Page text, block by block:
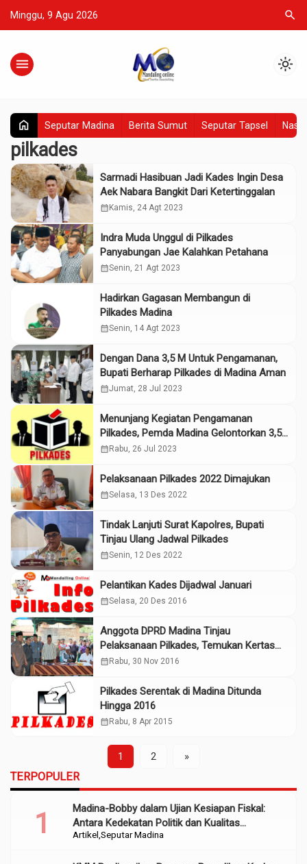
Minggu, 9 Agu 2026 search
menu light_mode
home Seputar Madina Berita Sumut Seputar Tapsel
pilkades
Sarmadi Hasibuan Jadi Kades Ingin Desa
Aek Nabara Bangkit Dari Ketertinggalan
calendar_month Kamis, 24 Agt 2023
Indra Muda Unggul di Pilkades
Panyabungan Jae Kalahkan Petahana
calendar_monthSenin, 21 Agt 2023
Hadirkan Gagasan Membangun di
Pilkades Madina
calendar_monthSenin, 14 Agt 2023
Dengan Dana 3,5 M Untuk Pengamanan,
Bupati Berharap Pilkades di Madina Aman
calendar_monthJumat, 28 Jul 2023
Menunjang Kegiatan Pengamanan
Pilkades, Pemda Madina Gelontorkan 3,5
M untuk Polri dan TNI
calendar_month Rabu, 26 Jul 2023
Pelaksanaan Pilkades 2022 Dimajukan
calendar_monthSelasa, 13 Des 2022
Tindak Lanjuti Surat Kapolres, Bupati
Tinjau Ulang Jadwal Pilkades
calendar_monthSenin, 12 Des 2022
Pelantikan Kades Dijadwal Januari
calendar_monthSelasa, 20 Des 2016
Anggota DPRD Madina Tinjau
Pelaksanaan Pilkades, Temukan Kertas
Suara Rusak
calendar_month Rabu, 30 Nov 2016
Pilkades Serentak di Madina Ditunda
Hingga 2016
calendar_month Rabu, 8 Apr 2015
1 2 »
TERPOPULER
Artikel Seputar Madina
Madina-Bobby dalam Ujian Kesiapan Fiskal:
Antara Kedekatan Politik dan Kualitas
Perencanaan